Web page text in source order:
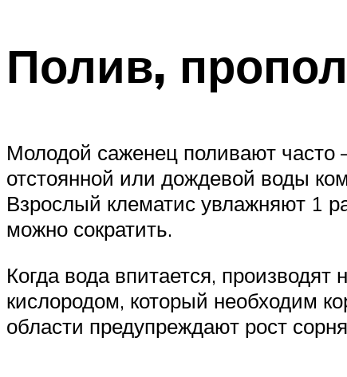
Полив,
Молодой саженец поливают часто
отстоянной или дождевой воды
Взрослый клематис увлажняют 1
можно сократить.
Когда вода впитается,
кислородом, который необходим
области предупреждают рост